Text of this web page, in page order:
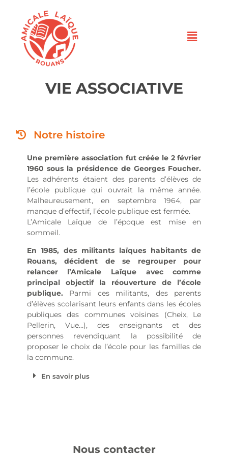
VIE ASSOCIATIVE
Notre histoire
Une première association fut créée le 2 février
1960 sous la présidence de Georges Foucher.
Les adhérents étaient des parents d’élèves de
l’école publique qui ouvrait la même année.
Malheureusement, en septembre 1964, par
manque d’effectif, l’école publique est fermée.
L’Amicale Laïque de l’époque est mise en
sommeil.
En 1985, des militants laïques habitants de
Rouans, décident de se regrouper pour
relancer l’Amicale Laïque avec comme
principal objectif la réouverture de l’école
publique. Parmi ces militants, des parents
d’élèves scolarisant leurs enfants dans les écoles
publiques des communes voisines (Cheix, Le
Pellerin, Vue…), des enseignants et des
personnes revendiquant la possibilité de
proposer le choix de l’école pour les familles de
la commune.
En savoir plus
Nous contacter